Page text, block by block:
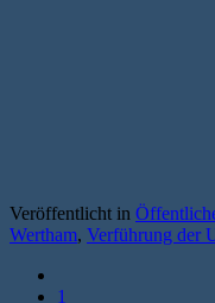
Veröffentlicht in
Wertham, Verführung der
1